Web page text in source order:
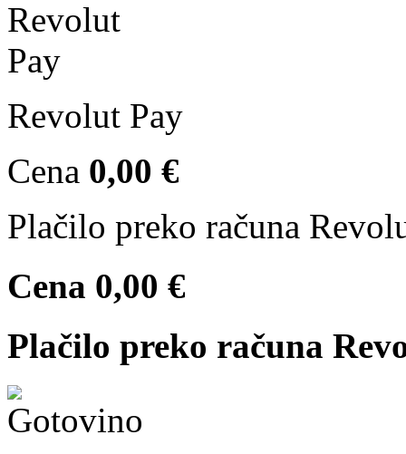
Revolut Pay
Cena 0,00 €
Plačilo preko računa
Cena 0,00 €
Plačilo preko računa